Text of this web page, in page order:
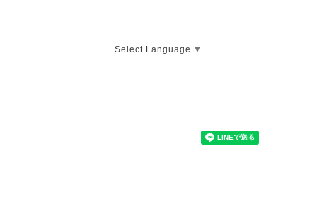
Select Language ▼